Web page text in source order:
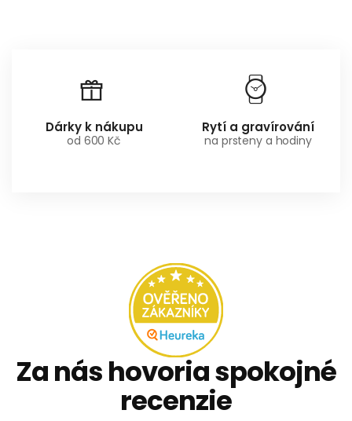
Dárky k nákupu
od 600 Kč
Rytí a gravírování
na prsteny a hodiny
Za nás hovoria spokojné
recenzie